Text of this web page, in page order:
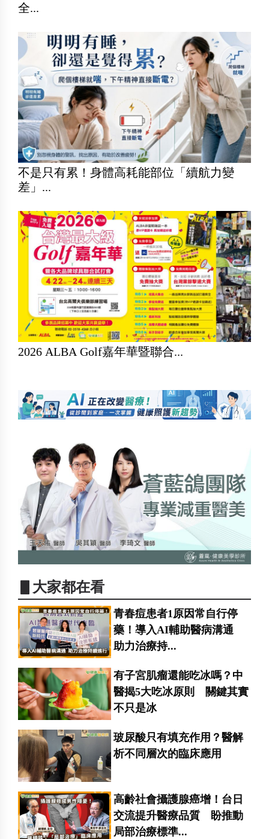
全...
不是只有累！身體高耗能部位「續航力變
差」...
2026 ALBA Golf嘉年華暨聯合...
▋大家都在看
青春痘患者1原因常自行停
藥！導入AI輔助醫病溝通
助力治療持...
有子宮肌瘤還能吃冰嗎？中
醫揭5大吃冰原則 關鍵其實
不只是冰
玻尿酸只有填充作用？醫解
析不同層次的臨床應用
高齡社會攝護腺癌增！台日
交流提升醫療品質 盼推動
局部治療標準...